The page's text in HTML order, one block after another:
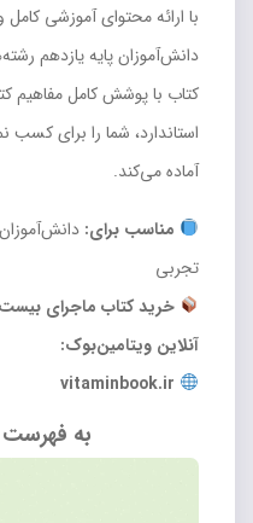
با ارائه محتوای آموزشی کامل
دانش‌آموزان پایه یازدهم
کتاب با پوشش کامل مفاهیم
استاندارد، شما را برای کسب
آماده می‌کند.
مناسب برای:
تجربی
خرید کتاب ماجرای
آنلاین ویتامین‌بوک:
vitaminbook.ir
به فهرست